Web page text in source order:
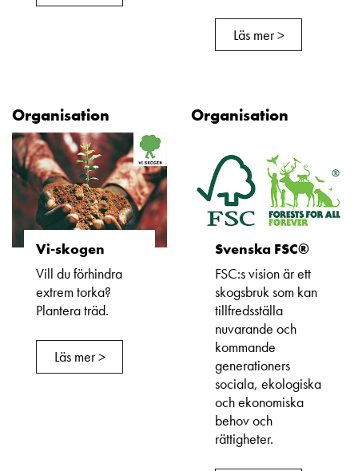
Läs mer >
Organisation
Vi-skogen
Vill du förhindra
extrem torka?
Plantera träd.
Läs mer >
Organisation
Svenska FSC®
FSC:s vision är ett
skogsbruk som kan
tillfredsställa
nuvarande och
kommande
generationers
sociala, ekologiska
och ekonomiska
behov och
rättigheter.